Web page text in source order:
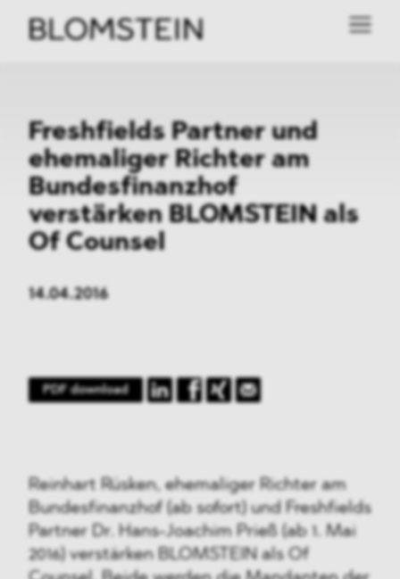
Freshfields Partner und
ehemaliger Richter am
Bundesfinanzhof
verstärken BLOMSTEIN als
Of Counsel
14.04.2016
PDF download
Reinhart Rüsken, ehemaliger Richter am
Bundesfinanzhof (ab sofort) und Freshfields
Partner Dr. Hans-Joachim Prieß (ab 1. Mai
2016) verstärken BLOMSTEIN als Of